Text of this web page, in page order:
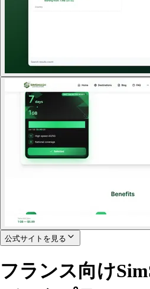
公式サイトを見る
フランス向け